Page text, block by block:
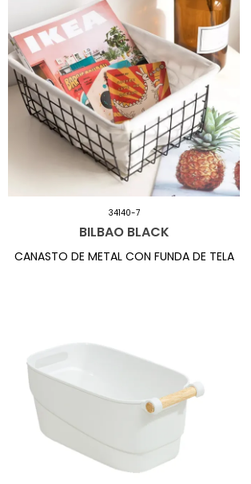
34140-7
BILBAO BLACK
CANASTO DE METAL CON FUNDA DE TELA